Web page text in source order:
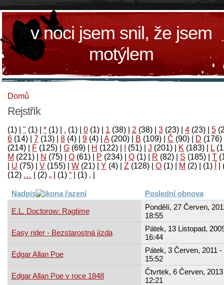
v noci jsem snil, že jsem
motýlem
Domů
Rejstřík
(1) " (1) * (1) . (1) 0 (1) 1 (38) 2 (38) 3 (23) 4 (23) 5
6 (14) 7 (13) 8 (4) 9 (4) A(200) B (109) Č (90) D (176)
(214)
F (125) G (69) H (122) (51) J (201) K (183) L
M (221) N (75) O (61) P (234) Q (1) R (82) S (185) T
U (75) V (155) W (21) Y (4) Z (128) Ο (1) М (2)
(1)
‚
(1)
“
(1)
„
(2)
…
(12)
Nadpis Poslední obnova
E.L. Doctorow: Ragtime
Pondělí, 27 Červen,
18:55
Easy rider - Bezstarostná jízda
Pátek, 13 Listopad,
16:44
Edgar Allan Poe
Pátek, 3 Červen, 2011 -
15:52
Edgar Allan Poe v roce 1848
Čtvrtek, 6 Červen,
12:21